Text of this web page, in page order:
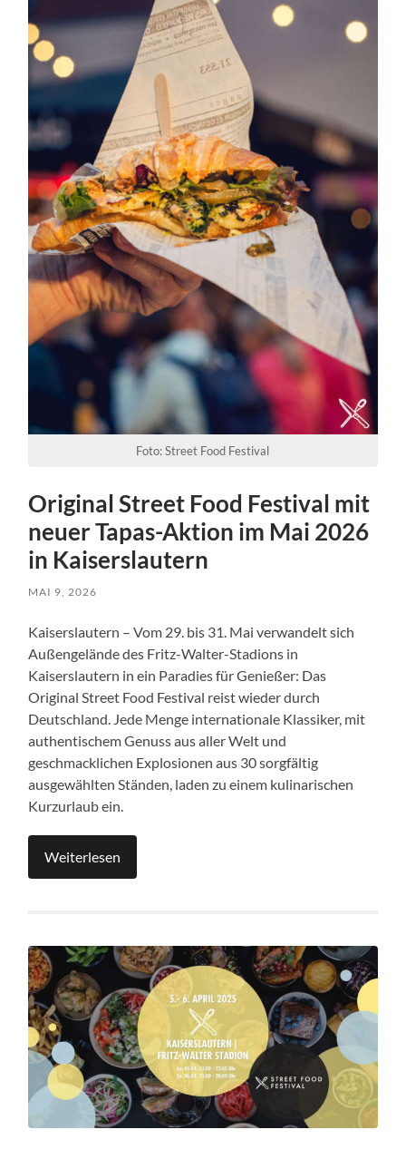
Foto: Street Food Festival
Original Street Food Festival mit
neuer Tapas-Aktion im Mai 2026
in Kaiserslautern
MAI 9, 2026
Kaiserslautern – Vom 29. bis 31. Mai verwandelt sich
Außengelände des Fritz-Walter-Stadions in
Kaiserslautern in ein Paradies für Genießer: Das
Original Street Food Festival reist wieder durch
Deutschland. Jede Menge internationale Klassiker, mit
authentischem Genuss aus aller Welt und
geschmacklichen Explosionen aus 30 sorgfältig
ausgewählten Ständen, laden zu einem kulinarischen
Kurzurlaub ein.
Weiterlesen